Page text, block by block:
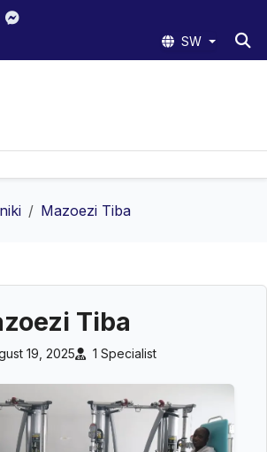
SW
Mazoezi Tiba
Tiba
19, 2025 1 Specialist